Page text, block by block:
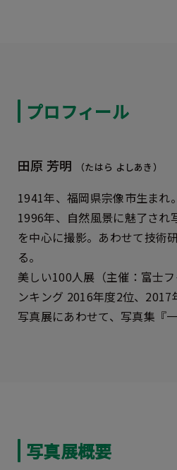
プロフィール
田原 芳明 （たはら よしあき）
1941年、福岡県宗像市生まれ。
1996年、自然風景に魅了され
を中心に撮影。あわせて技術
る。
美しい100人展（主催：富士
ンキング 2016年度2位、2017
写真展にあわせて、写真集『
写真展概要